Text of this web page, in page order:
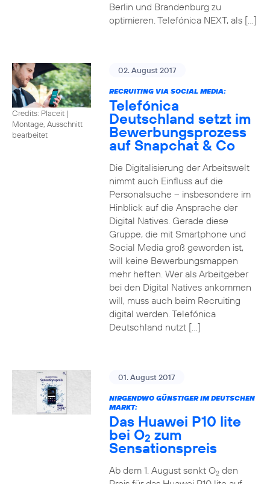
Berlin und Brandenburg zu
optimieren. Telefónica NEXT, als […]
Credits: Placeit |
Montage, Ausschnitt
bearbeitet
02. August 2017
RECRUITING VIA SOCIAL MEDIA:
Telefónica
Deutschland setzt im
Bewerbungsprozess
auf Snapchat & Co
Die Digitalisierung der Arbeitswelt
nimmt auch Einfluss auf die
Personalsuche – insbesondere im
Hinblick auf die Ansprache der
Digital Natives. Gerade diese
Gruppe, die mit Smartphone und
Social Media groß geworden ist,
will keine Bewerbungsmappen
mehr heften. Wer als Arbeitgeber
bei den Digital Natives ankommen
will, muss auch beim Recruiting
digital werden. Telefónica
Deutschland nutzt […]
01. August 2017
NIRGENDWO GÜNSTIGER IM DEUTSCHEN
MARKT:
Das Huawei P10 lite
bei O2 zum
Sensationspreis
Ab dem 1. August senkt O2den